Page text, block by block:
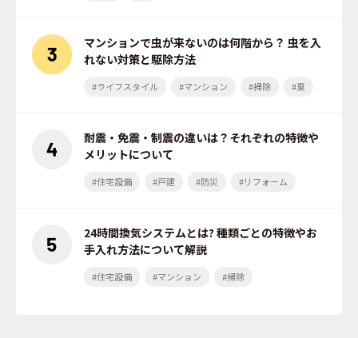
マンションで虫が来ないのは何階から？ 虫を入
れない対策と駆除方法
#ライフスタイル #マンション #掃除 #夏
耐震・免震・制震の違いは？それぞれの特徴や
メリットについて
#住宅設備 #戸建 #防災 #リフォーム
24時間換気システムとは? 種類ごとの特徴やお
手入れ方法について解説
#住宅設備 #マンション #掃除